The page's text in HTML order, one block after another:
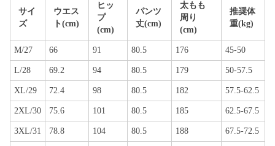
サイ
ズ
ウエス
ト(cm)
ヒッ
プ
(cm)
パンツ
丈(cm)
太もも
周り
(cm)
推奨体
重(kg)
M/27 66 91 80.5 176 45-50
L/28 69.2 94 80.5 179 50-57.5
XL/29 72.4 98 80.5 182 57.5-62.5
2XL/30 75.6 101 80.5 185 62.5-67.5
3XL/31 78.8 104 80.5 188 67.5-72.5